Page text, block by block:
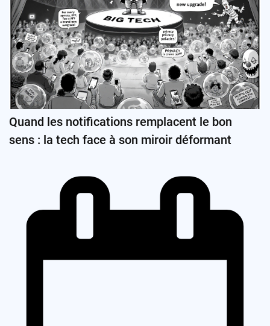
Quand les notifications remplacent le bon
sens : la tech face à son miroir déformant